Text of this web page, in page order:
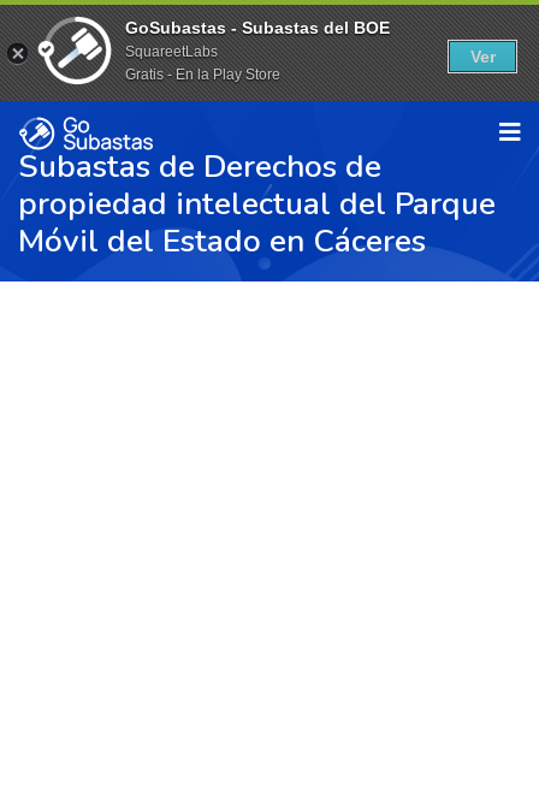
Subastas de Derechos de
propiedad intelectual del Parque
Móvil del Estado en Cáceres
GoSubastas - Subastas del BOE
SquareetLabs
Gratis - En la Play Store
Ver